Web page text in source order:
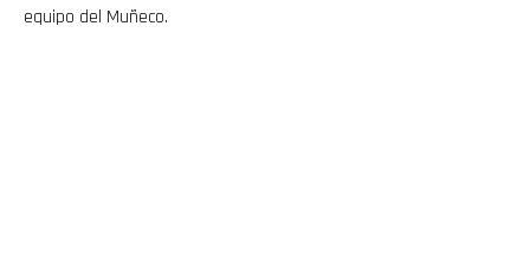
equipo del Muñeco.